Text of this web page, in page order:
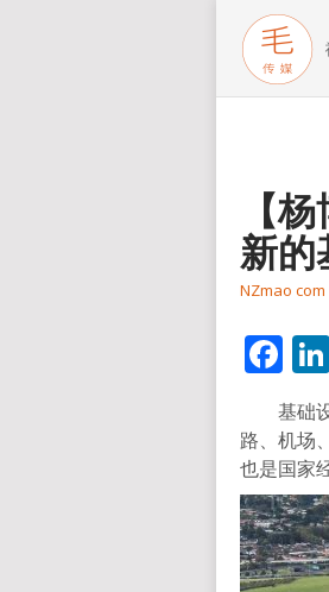
【
新的
NZmao com
基础设
路、机场
也是国家